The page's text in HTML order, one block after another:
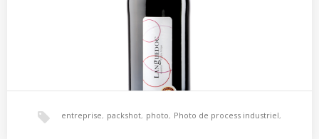
entreprise, packshot, photo, Photo de process industriel,